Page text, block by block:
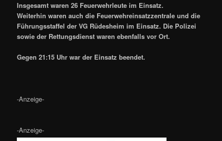
Insgesamt waren 26 Feuerwehrleute im Einsatz.
Weiterhin waren auch die Feuerwehreinsatzzentrale und die
Führungsstaffel der VG Rüdesheim im Einsatz. Die Polizei
sowie der Rettungsdienst waren ebenfalls vor Ort.
Gegen 21:15 Uhr war der Einsatz beendet.
-Anzeige-
-Anzeige-